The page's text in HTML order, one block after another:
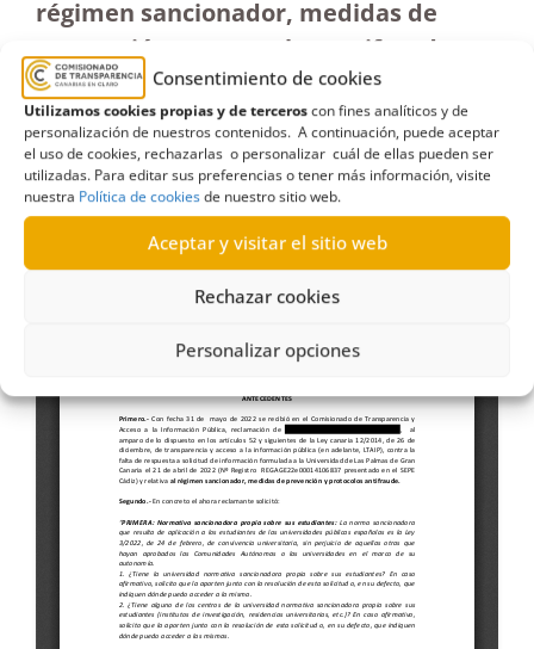
Consentimiento de cookies
Utilizamos cookies propias y de terceroscon fines analíticos y de
personalización de nuestros contenidos. A continuación, puede aceptar
el uso de cookies, rechazarlas o personalizar cuál de ellas pueden ser
utilizadas. Para editar sus preferencias o tener más información, visite
nuestra Política de cookiesde nuestro sitio web.
Aceptar y visitar el sitio web
Rechazar cookies
Personalizar opciones
régimen sancionador, medidas de
prevención y protocolos antifraude
(28-VII-2022)